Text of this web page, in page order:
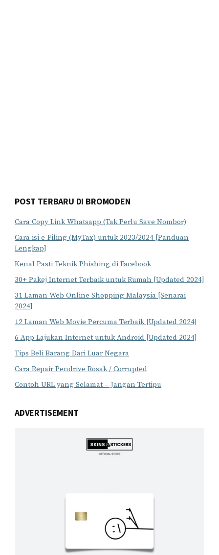
POST TERBARU DI BROMODEN
Cara Copy Link Whatsapp (Tak Perlu Save Nombor)
Cara isi e-Filing (MyTax) untuk 2023/2024 [Panduan
Lengkap]
Kenal Pasti Teknik Phishing di Facebook
30+ Pakej Internet Terbaik untuk Rumah [Updated 2024]
31 Laman Web Online Shopping Malaysia [Senarai
2024]
12 Laman Web Movie Percuma Terbaik [Updated 2024]
6 App Lajukan Internet untuk Android [Updated 2024]
Tips Beli Barang Dari Luar Negara
Cara Repair Pendrive Rosak / Corrupted
Contoh URL yang Selamat – Jangan Tertipu
ADVERTISEMENT